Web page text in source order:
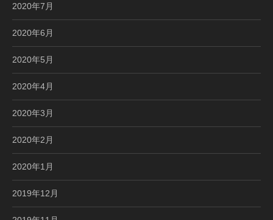
2020年7月
2020年6月
2020年5月
2020年4月
2020年3月
2020年2月
2020年1月
2019年12月